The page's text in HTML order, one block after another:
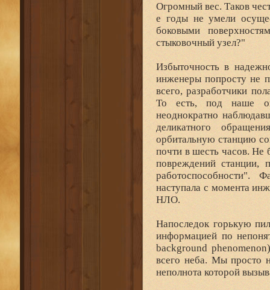
Огромный вес. Таков
е годы не умели
боковыми
стыковочный узел?"
Избыточность в
инженеры попросту не
всего, разработчики
То есть, под наше
неоднократно
деликатного
орбитальную станцию
почти в шесть часов. Не
повреждений станции,
работоспособности".
наступала с момента
НЛО.
Напоследок горькую
информацией по
background
всего неба. Мы просто
неполнота которой